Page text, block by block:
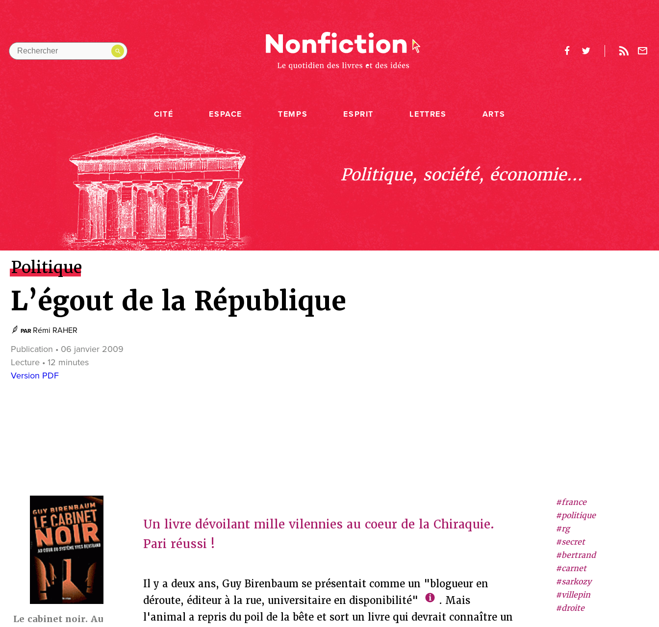
CITÉ ESPACE TEMPS ESPRIT LETTRES ARTS
Politique, société, économie...
Politique
L’égout de la République
PAR Rémi RAHER
Publication • 06 janvier 2009
Lecture • 12 minutes
Version PDF
Le cabinet noir. Au
#france
#politique
#rg
#secret
#bertrand
#carnet
#sarkozy
#villepin
#droite
Un livre dévoilant mille vilennies au coeur de la Chiraquie.
Pari réussi !
Il y a deux ans, Guy Birenbaum se présentait comme un "blogueur en
déroute, éditeur à la rue, universitaire en disponibilité"
. Mais
l'animal a repris du poil de la bête et sort un livre qui devrait connaître un